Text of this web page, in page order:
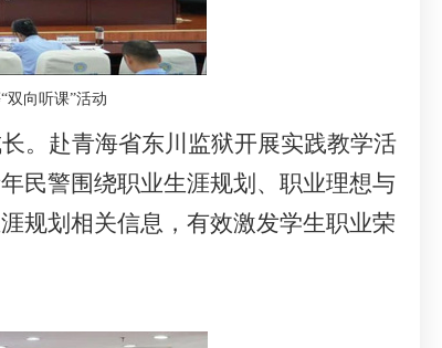
“双向听课”活动
。赴青海省东川监狱开展实践教学活
民警围绕职业生涯规划、职业理想与
规划相关信息，有效激发学生职业荣